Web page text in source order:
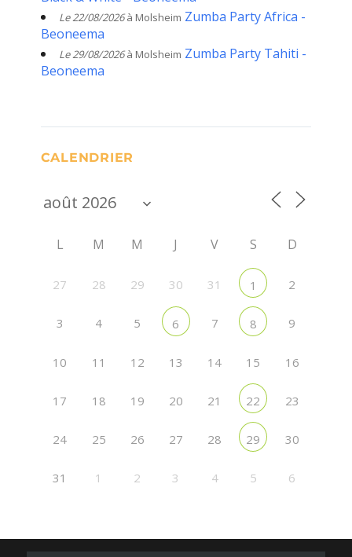
Le 22/08/2026à Molsheim Zumba Party Africa -
Beoneema
Le 29/08/2026à Molsheim Zumba Party Tahiti -
Beoneema
CALENDRIER
L M M J V S D
27 28 29 30 31 1 2
3 4 5 6 7 8 9
10 11 12 13 14 15 16
17 18 19 20 21 22 23
24 25 26 27 28 29 30
31 1 2 3 4 5 6